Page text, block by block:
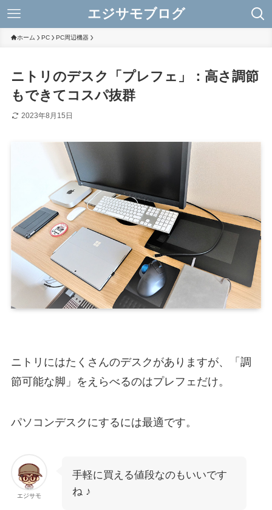
エジサモブログ
ホーム PC PC周辺機器
ニトリのデスク「プレフェ」：高さ調節
もできてコスパ抜群
2023年8月15日
ニトリにはたくさんのデスクがありますが、「調
節可能な脚」をえらべるのはプレフェだけ。
パソコンデスクにするには最適です。
エジサモ
手軽に買える値段なのもいいです
ね ♪